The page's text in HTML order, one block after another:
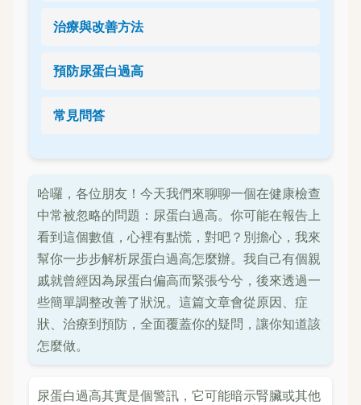
治療與改善方法
預防尿蛋白過高
常見問答
哈囉，各位朋友！今天我們來聊聊一個在健康檢查
中常被忽略的問題：尿蛋白過高。你可能在報告上
看到這個數值，心裡有點慌，對吧？別擔心，我來
幫你一步步解析尿蛋白過高怎麼辦。我自己有個親
戚就曾經因為尿蛋白偏高而緊張兮兮，後來透過一
些簡單調整改善了狀況。這篇文章會從原因、症
狀、治療到預防，全面覆蓋你的疑問，讓你知道該
怎麼做。
尿蛋白過高其實是個警訊，它可能暗示腎臟或其他